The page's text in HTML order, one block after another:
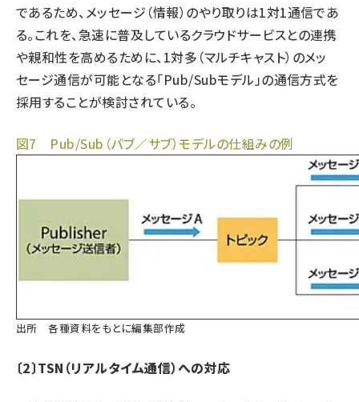
であるため、メッセージ（情報）のやり取りは1対1通信であ
る。これを、急速に普及しているクラウドサービスとの連携
や親和性を高めるために、1対多（マルチキャスト）のメッ
セージ通信が可能となる「Pub/Subモデル」の通信方式を
採用することが検討されている。
図7 Pub/Sub（パブ／サブ）モデルの仕組みの例
出所 各種資料をもとに編集部作成
〔2〕TSN（リアルタイム通信）への対応